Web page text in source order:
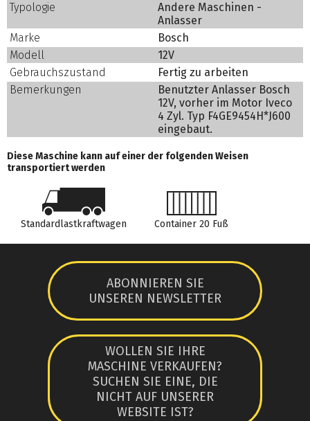
Typologie
Andere Maschinen -
Anlasser
Marke
Bosch
Modell
12V
Gebrauchszustand
Fertig zu arbeiten
Bemerkungen
Benutzter Anlasser Bosch
12V, vorher im Motor Iveco
4 Zyl. Typ F4GE9454H*J600
eingebaut.
Diese Maschine kann auf einer der folgenden Weisen
transportiert werden
Standardlastkraftwagen Container 20 Fuß
ABONNIEREN SIE
UNSEREN NEWSLETTER
WOLLEN SIE IHRE
MASCHINE VERKAUFEN?
SUCHEN SIE EINE, DIE
NICHT AUF UNSERER
WEBSITE IST?